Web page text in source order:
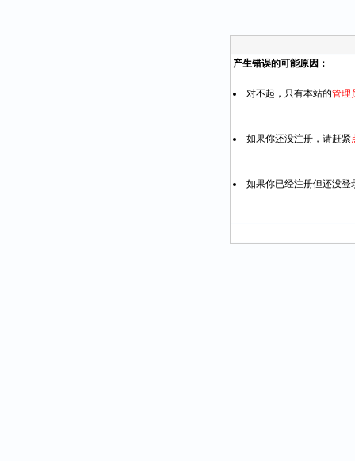
产生错误的可能原因：
对不起，只有本站的管理
如果你还没注册，请赶紧
如果你已经注册但还没登